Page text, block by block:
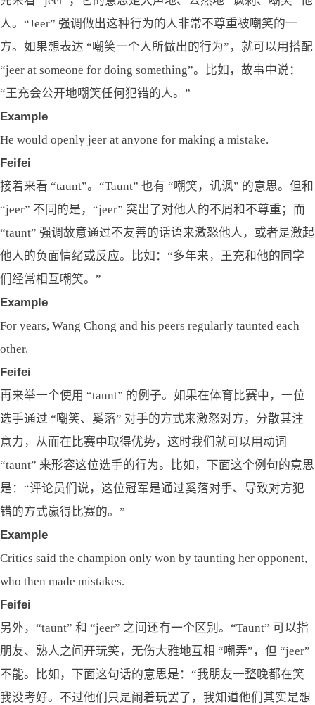
人。“Jeer” 强调做出这种行为的人非常不尊重被嘲笑的一
方。如果想表达 “嘲笑一个人所做出的行为”，就可以用搭配
“jeer at someone for doing something”。比如，故事中说：
“王充会公开地嘲笑任何犯错的人。”
Example
He would openly jeer at anyone for making a mistake.
Feifei
接着来看 “taunt”。“Taunt” 也有 “嘲笑，讥讽” 的意思。但和
“jeer” 不同的是，“jeer” 突出了对他人的不屑和不尊重；而
“taunt” 强调故意通过不友善的话语来激怒他人，或者是激起
他人的负面情绪或反应。比如：“多年来，王充和他的同学
们经常相互嘲笑。”
Example
For years, Wang Chong and his peers regularly taunted each
other.
Feifei
再来举一个使用 “taunt” 的例子。如果在体育比赛中，一位
选手通过 “嘲笑、奚落” 对手的方式来激怒对方，分散其注
意力，从而在比赛中取得优势，这时我们就可以用动词
“taunt” 来形容这位选手的行为。比如，下面这个例句的意思
是：“评论员们说，这位冠军是通过奚落对手、导致对方犯
错的方式赢得比赛的。”
Example
Critics said the champion only won by taunting her opponent,
who then made mistakes.
Feifei
另外，“taunt” 和 “jeer” 之间还有一个区别。“Taunt” 可以指
朋友、熟人之间开玩笑，无伤大雅地互相 “嘲弄”，但 “jeer”
不能。比如，下面这句话的意思是：“我朋友一整晚都在笑
我没考好。不过他们只是闹着玩罢了，我知道他们其实是想